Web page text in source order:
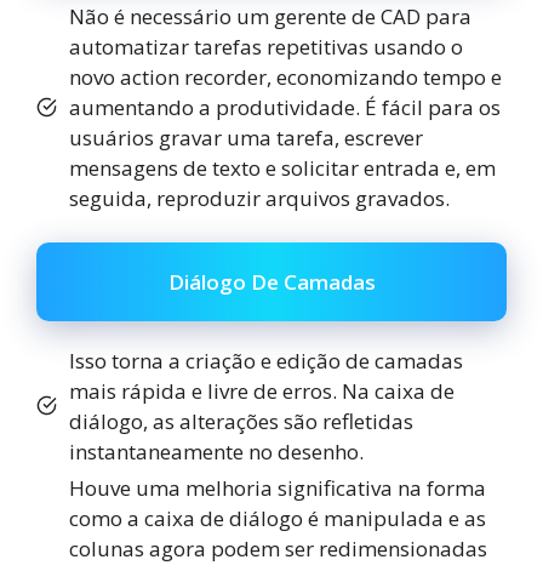
Não é necessário um gerente de CAD para
automatizar tarefas repetitivas usando o
novo action recorder, economizando tempo e
aumentando a produtividade. É fácil para os
usuários gravar uma tarefa, escrever
mensagens de texto e solicitar entrada e, em
seguida, reproduzir arquivos gravados.
Diálogo De Camadas
Isso torna a criação e edição de camadas
mais rápida e livre de erros. Na caixa de
diálogo, as alterações são refletidas
instantaneamente no desenho.
Houve uma melhoria significativa na forma
como a caixa de diálogo é manipulada e as
colunas agora podem ser redimensionadas